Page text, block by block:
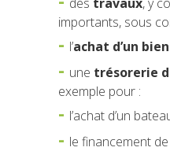
importants, sous
l’achat d’un
une trésorerie
exemple pour :
l’achat d’un
le financement